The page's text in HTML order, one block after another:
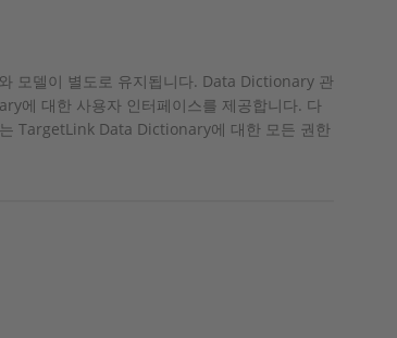
모델이 별도로 유지됩니다. Data Dictionary 관
에 대한 사용자 인터페이스를 제공합니다. 다
TargetLink Data Dictionary에 대한 모든 권한